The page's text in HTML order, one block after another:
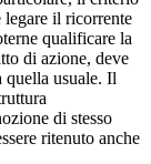
legare il ricorrente
qualificare la
di azione, deve
quella usuale. Il
di stesso
ritenuto anche